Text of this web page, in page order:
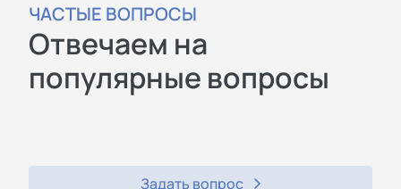
ЧАСТЫЕ ВОПРОСЫ
Отвечаем на
популярные вопросы
Задать вопрос